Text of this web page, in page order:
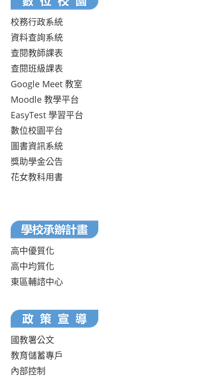
校務行政系統
資料查詢系統
查閱教師課表
查閱班級課表
Google Meet 教室
Moodle 教學平台
EasyTest 學習平台
數位校園平台
圖書資訊系統
獎助學金公告
花女教科用書
高中優質化
高中均質化
東區輔諮中心
國教署公文
教育儲蓄專戶
內部控制